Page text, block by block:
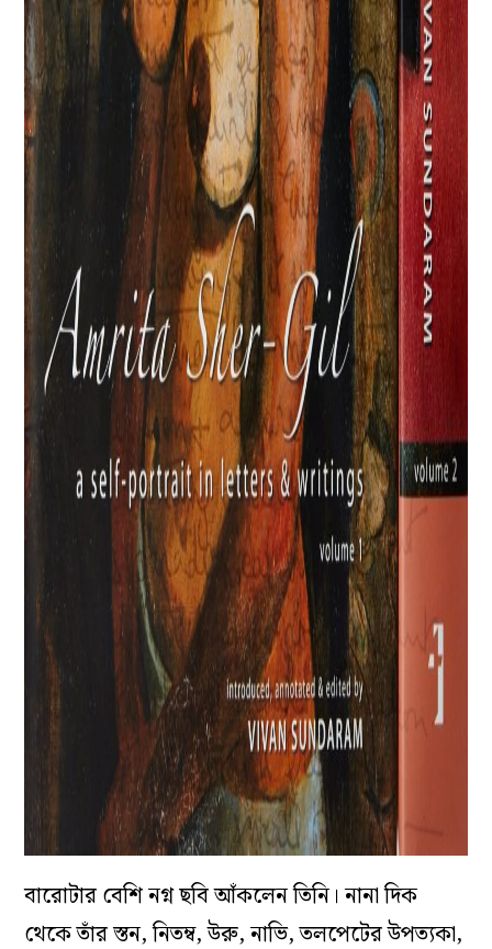
বারোটার বেশি নগ্ন ছবি আঁকলেন তিনি। নানা দিক
থেকে তাঁর স্তন, নিতম্ব, উরু, নাভি, তলপেটের উপত্যকা,